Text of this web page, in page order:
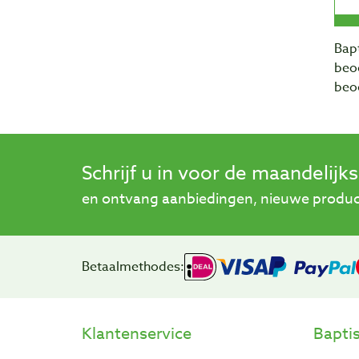
Schrijf u in voor de
en ontvang aanbiedingen, nieuwe
Betaalmethodes:
Klantenservice